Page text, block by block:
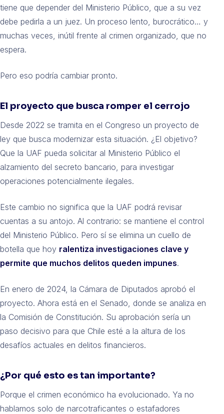
tiene que depender del Ministerio Público, que a su vez
debe pedirla a un juez. Un proceso lento, burocrático… y
muchas veces, inútil frente al crimen organizado, que no
espera.
Pero eso podría cambiar pronto.
El proyecto que busca romper el cerrojo
Desde 2022 se tramita en el Congreso un proyecto de
ley que busca modernizar esta situación. ¿El objetivo?
Que la UAF pueda solicitar al Ministerio Público el
alzamiento del secreto bancario, para investigar
operaciones potencialmente ilegales.
Este cambio no significa que la UAF podrá revisar
cuentas a su antojo. Al contrario: se mantiene el control
del Ministerio Público. Pero sí se elimina un cuello de
botella que hoy ralentiza investigaciones clave y
permite que muchos delitos queden impunes.
En enero de 2024, la Cámara de Diputados aprobó el
proyecto. Ahora está en el Senado, donde se analiza en
la Comisión de Constitución. Su aprobación sería un
paso decisivo para que Chile esté a la altura de los
desafíos actuales en delitos financieros.
¿Por qué esto es tan importante?
Porque el crimen económico ha evolucionado. Ya no
hablamos solo de narcotraficantes o estafadores